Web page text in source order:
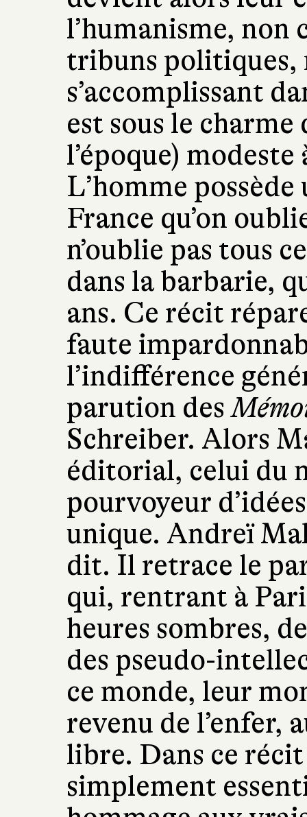
l’humanisme, non
tribuns politiques,
s’accomplissant
est sous le charme
l’époque)
L’homme
France qu’on
n’oublie pas tous
dans la barbarie,
ans. Ce récit
faute
l’indifférence
parution des
Schreiber. Alors
éditorial, celui du
pourvoyeur
unique. Andreï
dit. Il retrace le
qui, rentrant à
heures sombres,
des pseudo-
ce monde, leur
revenu de l’enfer,
libre. Dans ce
simplement